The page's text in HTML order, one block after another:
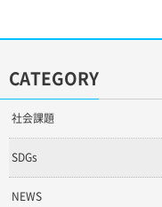
CATEGORY
社会課題
SDGs
NEWS